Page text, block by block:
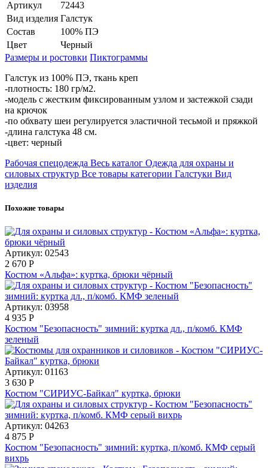
Артикул
72443
Вид изделия Галстук
Состав
100% ПЭ
Цвет
Черный
Размеры и ростовки Пиктограммы
Галстук из 100% ПЭ, ткань креп
-плотность: 180 гр/м2.
-модель с жестким фиксированным узлом и застежкой сзади
на крючок
-по обхвату шеи регулируется эластичной тесьмой и пряжкой
-длина галстука 48 см.
-цвет: черный
Рабочая спецодежда Весь каталог Одежда для охраны и
силовых структур Все товары категории Галстуки Вид
изделия
Похожие товары
Артикул: 02543
2 670 Р
Костюм «Альфа»: куртка, брюки чёрный
Артикул: 03958
4 935 Р
Костюм "Безопасность" зимний: куртка дл., п/комб. КМФ
зеленый
Артикул: 01163
3 630 Р
Костюм "СИРИУС-Байкал" куртка, брюки
Артикул: 04263
4 875 Р
Костюм "Безопасность" зимний: куртка, п/комб. КМФ серый
вихрь